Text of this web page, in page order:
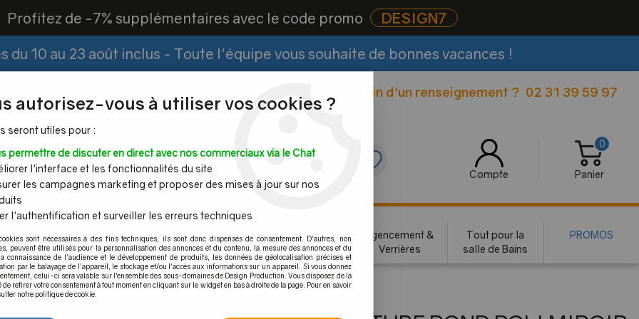
Profitez de -7% supplémentaires avec le code promo DESIGN7
du 10 au 23 août inclus - Toute l'équipe vous souhaite de bonnes vacances !
Besoin d'un renseignement ? 02 31 39 59 97
Espace PRO
Compte
0
Panier
Mains
Tubes et
barres inox
Câble inox &
filet inox
Quincaillerie
pour porte
Agencement &
Verrières
Tout pour la
salle de Bains
PROMOS
inox>Adaptateur plat/tube rond Poli miroir
autorisez-vous à utiliser vos cookies ?
seront utiles pour :
permettre de discuter en direct avec nos commerciaux via le Chat
l'interface et les fonctionnalités du site
les campagnes marketing et proposer des mises à jour sur nos
l'authentification et surveiller les erreurs techniques
sont nécessaires à des fins techniques, ils sont donc dispensés de consentement. D'autres, non
peuvent être utilisés pour la personnalisation des annonces et du contenu, la mesure des annonces et du
connaissance de l'audience et le développement de produits, les données de géolocalisation précises et
par le balayage de l'appareil, le stockage et/ou l'accès aux informations sur un appareil. Si vous donnez
celui-ci sera valable sur l’ensemble des sous-domaines de Design Production. Vous disposez de la
retirer votre consentement à tout moment en cliquant sur le widget en bas à droite de la page. Pour en savoir
notre politique de cookie.